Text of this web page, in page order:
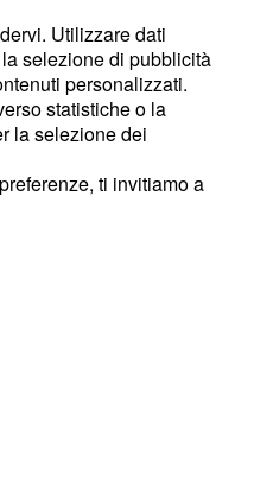
Utilizzare dati
selezione di pubblicità
personalizzati.
statistiche o la
la selezione dei
ti invitiamo a